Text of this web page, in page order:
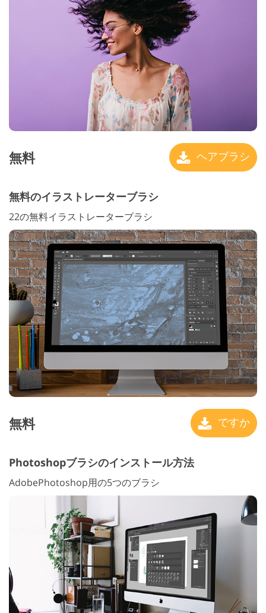
無料 ヘアブラシ
無料のイラストレーターブラシ
22の無料イラストレーターブラシ
無料 ですか
Photoshopブラシのインストール方法
AdobePhotoshop用の5つのブラシ